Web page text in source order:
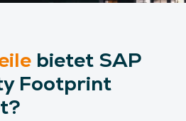
bietet SAP
Footprint